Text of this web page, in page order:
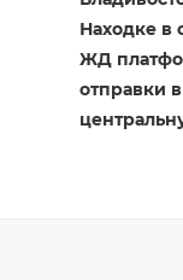
Находке в
ЖД
отправки в